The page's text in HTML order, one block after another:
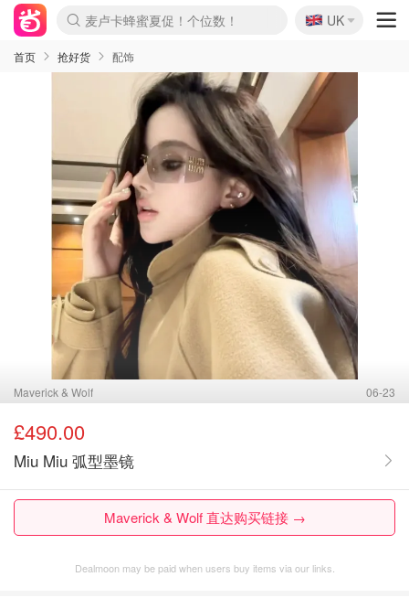
麦卢卡蜂蜜夏促！个位数！
Prada/Miu 4.8折！
啥？必胜客披萨5折！
🇬🇧
UK
首页 抢好货 配饰
Maverick & Wolf 06-23
£490.00
Miu Miu 弧型墨镜
Maverick & Wolf 直达购买链接 →
Dealmoon may be paid when users buy items via our links.